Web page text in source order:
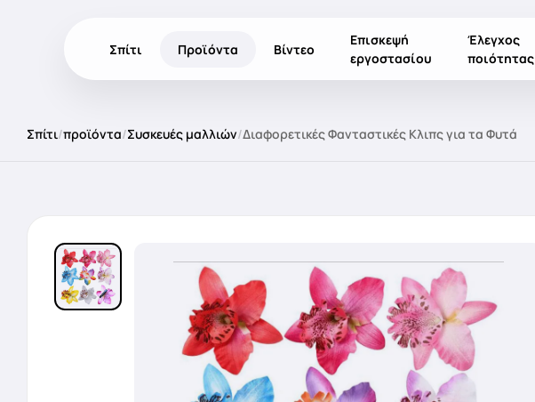
Σπίτι Προϊόντα Βίντεο
Επισκεψή
εργοστασίου
Έλεγχος
ποιότητας
Σπίτι/προϊόντα/Συσκευές μαλλιών/Διαφορετικές Φανταστικές Κλιπς για τα Φυτά